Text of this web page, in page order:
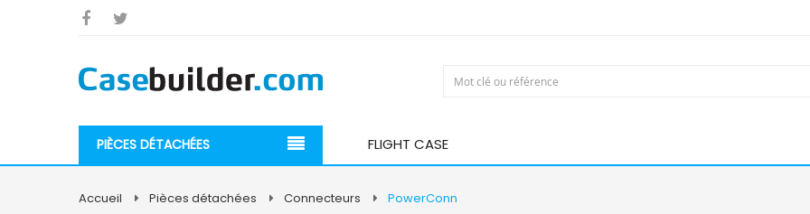
PIÈCES DÉTACHÉES FLIGHT CASE
Accueil Pièces détachées Connecteurs PowerConn